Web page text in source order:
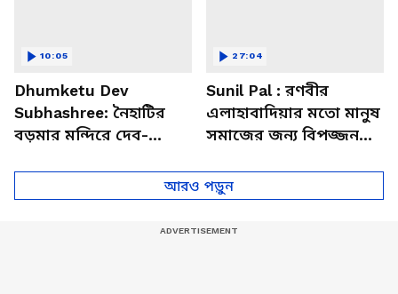
Dhumketu Dev
Subhashree: নৈহাটির
বড়মার মন্দিরে দেব-
10:05
Sunil Pal : রণবীর
এলাহাবাদিয়ার মতো মানুষ
সমাজের জন্য বিপজ্জনক :
27:04
আরও পড়ুন